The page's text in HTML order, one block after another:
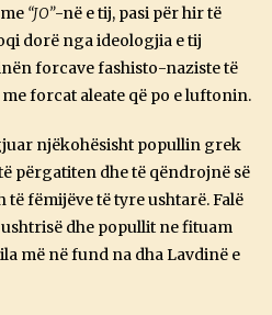
“JO”-në e tij, pasi për hir të
dorë nga ideologjia e tij
forcave fashisto-naziste të
forcat aleate që po e luftonin.
njëkohësisht popullin grek
përgatiten dhe të qëndrojnë së
fëmijëve të tyre ushtarë. Falë
dhe popullit ne fituam
më në fund na dha Lavdinë e